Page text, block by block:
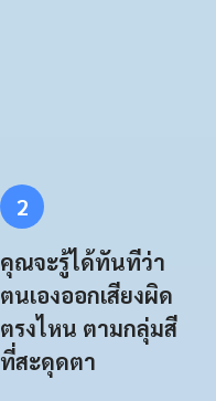
2
คุณจะรู้ได้ทันทีว่า
ตนเองออกเสียงผิด
ตรงไหน ตามกลุ่มสี
ที่สะดุดตา